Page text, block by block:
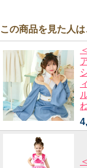
この商品を見た人